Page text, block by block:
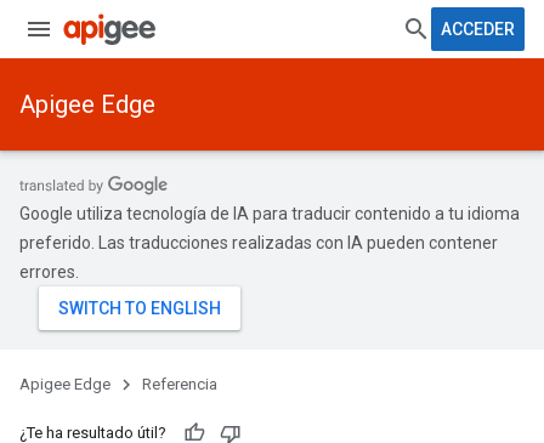
ACCEDER
Apigee Edge
Google utiliza tecnología de IA para traducir contenido a tu idioma
preferido. Las traducciones realizadas con IA pueden contener
errores.
Apigee Edge Referencia
¿Te ha resultado útil?